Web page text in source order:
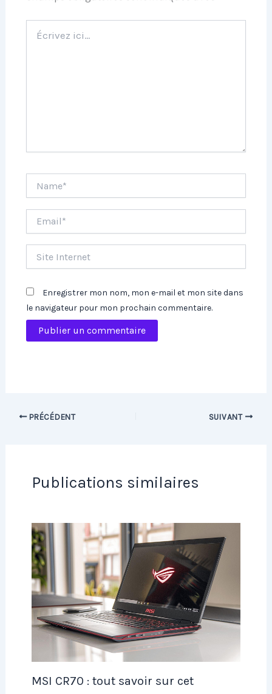
ici…
Internet
Enregistrer mon nom, mon e-mail et mon site dans
le navigateur pour mon prochain commentaire.
PRÉCÉDENT SUIVANT
Publications similaires
MSI CR70 : tout savoir sur cet